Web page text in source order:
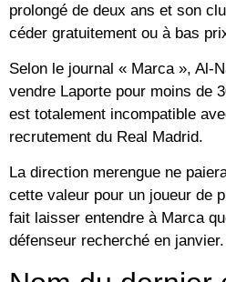
prolongé de deux ans et son
céder gratuitement ou à bas
Selon le journal « Marca », Al-
vendre Laporte pour moins de
est totalement incompatible
recrutement du Real Madrid.
La direction merengue ne
cette valeur pour un joueur de
fait laisser entendre à Marca
défenseur recherché en janvier.